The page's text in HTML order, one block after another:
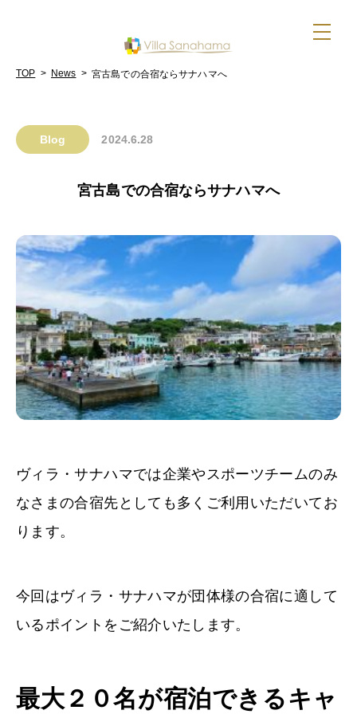
TOP > News >宮古島での合宿ならサナハマへ
Blog 2024.6.28
宮古島での合宿ならサナハマへ
ヴィラ・サナハマでは企業やスポーツチームのみ
なさまの合宿先としても多くご利用いただいてお
ります。
今回はヴィラ・サナハマが団体様の合宿に適して
いるポイントをご紹介いたします。
最大２０名が宿泊できるキャ